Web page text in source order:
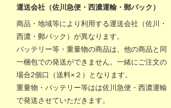
運送会社（佐川急便・西濃運輸・郵パック）
商品・地域等により利用する運送会社（佐川・
西濃・郵パック）が異なります。
バッテリー等・重量物の商品は、他の商品と同
一梱包での発送ができません。一緒にご注文の
場合2個口（送料×２）となります。
重量物・バッテリー等はは佐川急便・西濃運輸
で発送させていただきます。